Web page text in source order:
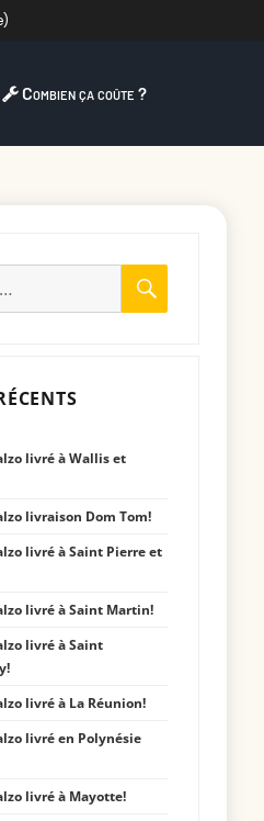
Combien ça coûte ?
livré à Wallis et
livraison Dom Tom!
livré à Saint Pierre et
livré à Saint Martin!
livré à Saint
livré à La Réunion!
livré en Polynésie
livré à Mayotte!